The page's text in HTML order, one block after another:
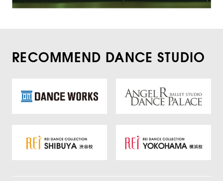
RECOMMEND DANCE STUDIO